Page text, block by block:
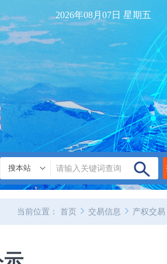
2026年08月07日 星期五
搜本站
当前位置： 首页 交易信息 产权交易